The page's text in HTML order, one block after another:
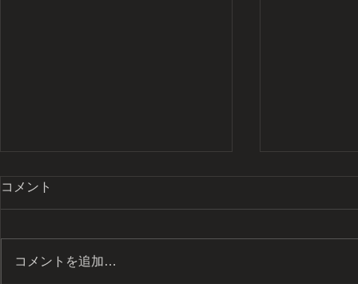
コメント
コメントを追加…